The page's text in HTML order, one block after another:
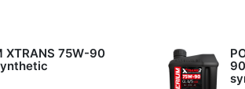
XTRANS 75W-90